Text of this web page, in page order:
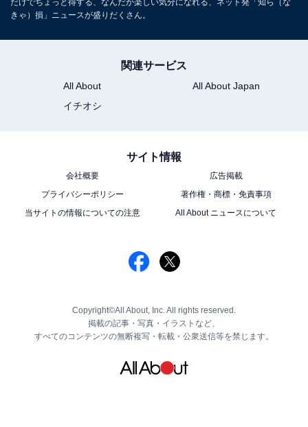
きゃ）損」ニュースが盛りだくさん。
関連サービス
All About
All About Japan
イチオシ
サイト情報
会社概要
広告掲載
プライバシーポリシー
著作権・商標・免責事項
当サイトの情報についての注意
All About ニュースについて
Copyright©All About, Inc. All rights reserved.
掲載の記事・写真・イラストなど、
すべてのコンテンツの無断複写・転載・公衆送信等を禁じます。